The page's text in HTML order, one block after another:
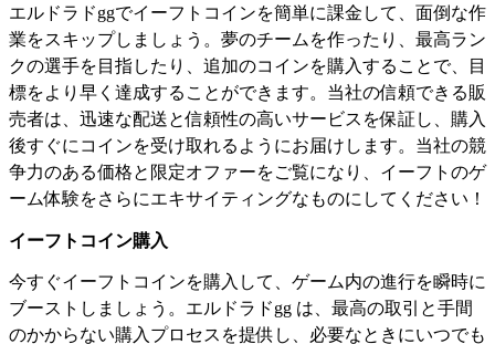
エルドラドggでイーフトコインを簡単に課金して、面倒な作
業をスキップしましょう。夢のチームを作ったり、最高ラン
クの選手を目指したり、追加のコインを購入することで、目
標をより早く達成することができます。当社の信頼できる販
売者は、迅速な配送と信頼性の高いサービスを保証し、購入
後すぐにコインを受け取れるようにお届けします。当社の競
争力のある価格と限定オファーをご覧になり、イーフトのゲ
ーム体験をさらにエキサイティングなものにしてください！
イーフトコイン購入
今すぐイーフトコインを購入して、ゲーム内の進行を瞬時に
ブーストしましょう。エルドラドgg は、最高の取引と手間
のかからない購入プロセスを提供し、必要なときにいつでも